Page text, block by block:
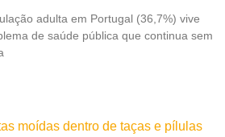
adulta em Portugal (36,7%) vive
de saúde pública que continua sem